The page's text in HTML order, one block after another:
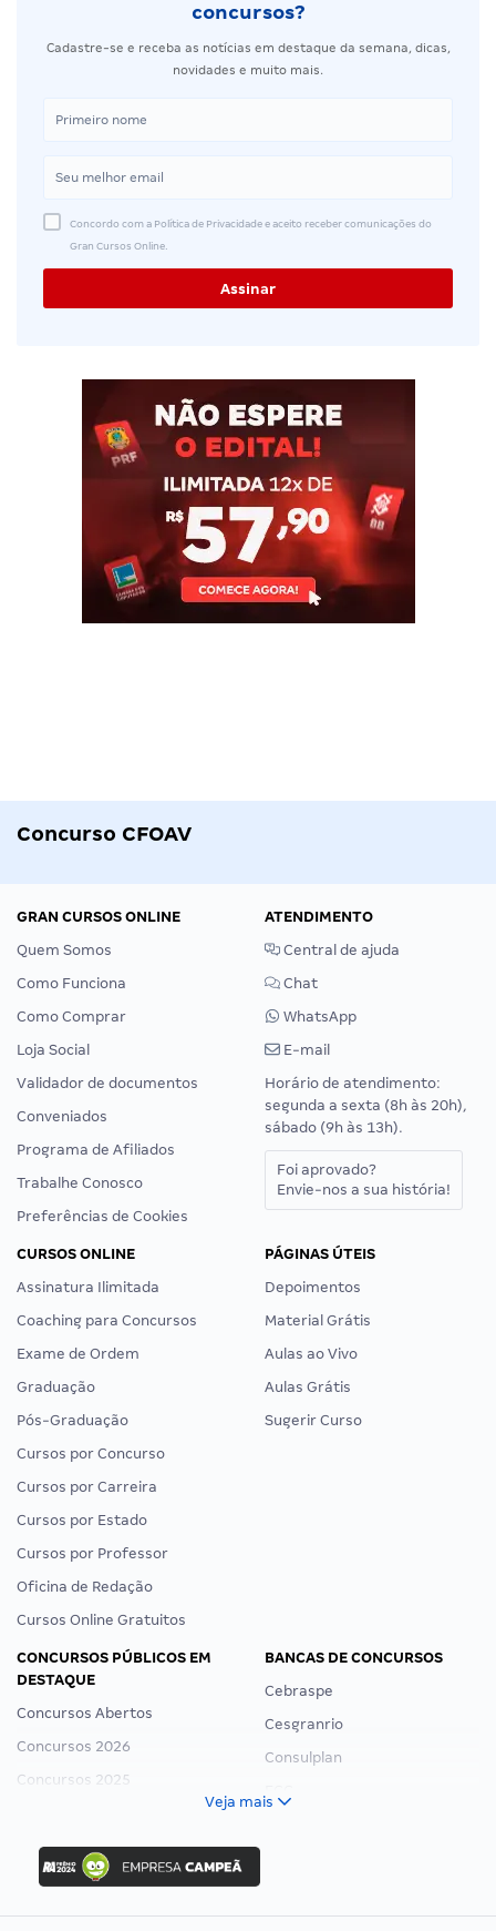
concursos?
Cadastre-se e receba as notícias em destaque da semana, dicas,
novidades e muito mais.
Concordo com a Política de Privacidade e aceito receber comunicações do
Gran Cursos Online.
Concurso CFOAV
GRAN CURSOS ONLINE
Quem Somos
Como Funciona
Como Comprar
Loja Social
Validador de documentos
Conveniados
Programa de Afiliados
Trabalhe Conosco
Preferências de Cookies
ATENDIMENTO
Central de ajuda
Chat
WhatsApp
E-mail
Horário de atendimento:
segunda a sexta (8h às 20h),
sábado (9h às 13h).
Foi aprovado?
Envie-nos a sua história!
CURSOS ONLINE
Assinatura Ilimitada
Coaching para Concursos
Exame de Ordem
Graduação
Pós-Graduação
Cursos por Concurso
Cursos por Carreira
Cursos por Estado
Cursos por Professor
Oficina de Redação
Cursos Online Gratuitos
PÁGINAS ÚTEIS
Depoimentos
Material Grátis
Aulas ao Vivo
Aulas Grátis
Sugerir Curso
CONCURSOS PÚBLICOS EM
DESTAQUE
Concursos Abertos
Concursos 2026
Concursos 2025
Concurso Ibama
Concurso MPU
Editais publicados
BANCAS DE CONCURSOS
Cebraspe
Cesgranrio
Consulplan
Veja mais